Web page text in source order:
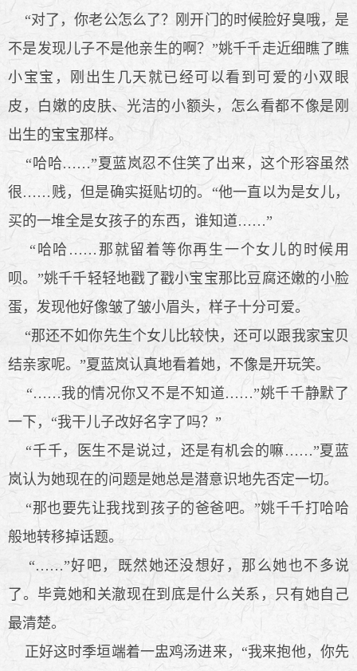
“对了，你老公怎么了？刚开门的时候脸好臭哦，是
不是发现儿子不是他亲生的啊？”姚千千走近细瞧了瞧
小宝宝，刚出生几天就已经可以看到可爱的小双眼
皮，白嫩的皮肤、光洁的小额头，怎么看都不像是刚
出生的宝宝那样。
“哈哈……”夏蓝岚忍不住笑了出来，这个形容虽然
很……贱，但是确实挺贴切的。“他一直以为是女儿，
买的一堆全是女孩子的东西，谁知道……”
“哈哈……那就留着等你再生一个女儿的时候用
呗。”姚千千轻轻地戳了戳小宝宝那比豆腐还嫩的小脸
蛋，发现他好像皱了皱小眉头，样子十分可爱。
“那还不如你先生个女儿比较快，还可以跟我家宝贝
结亲家呢。”夏蓝岚认真地看着她，不像是开玩笑。
“……我的情况你又不是不知道……”姚千千静默了
一下，“我干儿子改好名字了吗？”
“千千，医生不是说过，还是有机会的嘛……”夏蓝
岚认为她现在的问题是她总是潜意识地先否定一切。
“那也要先让我找到孩子的爸爸吧。”姚千千打哈哈
般地转移掉话题。
“……”好吧，既然她还没想好，那么她也不多说
了。毕竟她和关澈现在到底是什么关系，只有她自己
最清楚。
正好这时季垣端着一盅鸡汤进来，“我来抱他，你先